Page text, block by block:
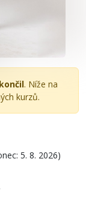
. Níže na
kurzů.
5. 8. 2026)